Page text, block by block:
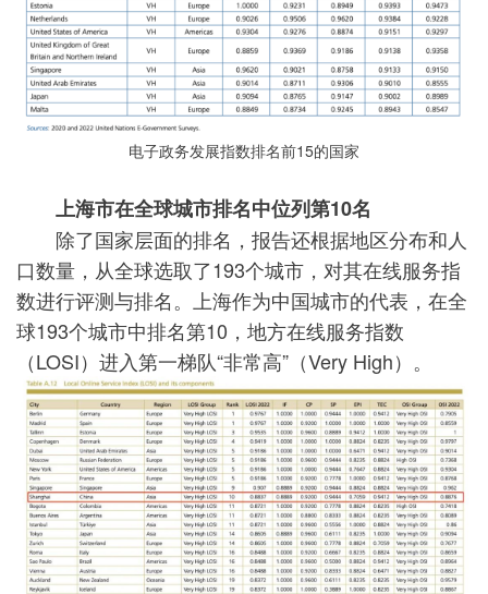
电子政务发展指数排名前15的国家
上海市在全球城市排名中位列第10名
除了国家层面的排名，报告还根据地区分布和人
口数量，从全球选取了193个城市，对其在线服务指
数进行评测与排名。上海作为中国城市的代表，在全
球193个城市中排名第10，地方在线服务指数
（LOSI）进入第一梯队“非常高”（Very High）。